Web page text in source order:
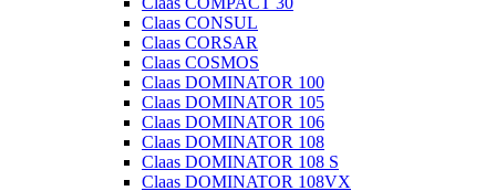
Claas CONSUL
Claas CORSAR
Claas COSMOS
Claas DOMINATOR 100
Claas DOMINATOR 105
Claas DOMINATOR 106
Claas DOMINATOR 108
Claas DOMINATOR 108 S
Claas DOMINATOR 108VX